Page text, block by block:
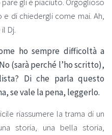
di chiedergli come mai. Ah,
Dj.
ho sempre difficoltà a
(sarà perché l’ho scritto),
Di che parla questo
se vale la pena, leggerlo.
riassumere la trama di un
storia, una bella storia,